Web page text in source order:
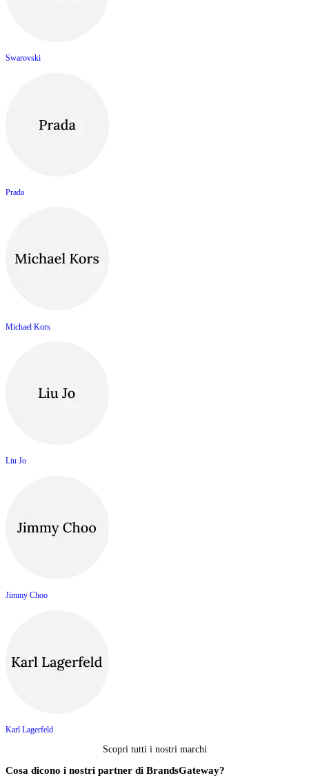
Swarovski
Prada
Michael Kors
Liu Jo
Jimmy Choo
Karl Lagerfeld
Scopri tutti i nostri marchi
Cosa dicono i nostri partner di BrandsGateway?